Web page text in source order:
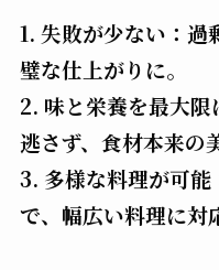
1. 失敗が少ない：過
璧な仕上がりに。
2. 味と栄養を最大
逃さず、食材本来の
3. 多様な料理が可能
で、幅広い料理に対